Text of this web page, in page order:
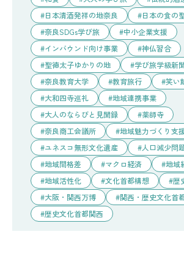
日本清酒発祥の地奈良
日本の食の
奈良SDGs学び旅
中小企業支援
インバウンド向け事業
神仏習合
聖徳太子ゆかりの地
学び旅学級新
奈良教育大学
教育旅行
笑い
大和四寺巡礼
地域連携事業
大人のならびと見聞録
薬師寺
奈良商工会議所
地域魅力づくり支
ユネスコ無形文化遺産
人口減少問
地域間格差
マクロ経済
地域
地域活性化
文化首都構想
歴
大阪・関西万博
関西・歴史文化首
歴史文化首都関西